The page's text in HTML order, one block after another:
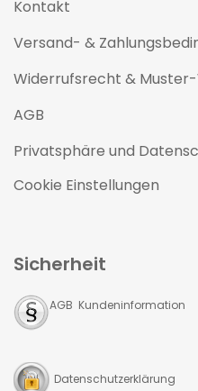
Kontakt
Versand- &
Widerrufsrecht &
AGB
Privatsphäre und
Cookie Einstellungen
Sicherheit
AGB Kundeninformation
Datenschutzerklärung